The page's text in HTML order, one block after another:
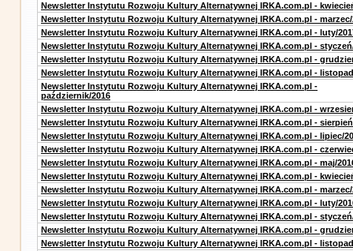
Newsletter Instytutu Rozwoju Kultury Alternatywnej IRKA.com.pl -
Newsletter Instytutu Rozwoju Kultury Alternatywnej IRKA.com.pl - marzec/
Newsletter Instytutu Rozwoju Kultury Alternatywnej IRKA.com.pl - luty/
Newsletter Instytutu Rozwoju Kultury Alternatywnej IRKA.com.pl -
Newsletter Instytutu Rozwoju Kultury Alternatywnej IRKA.com.pl -
Newsletter Instytutu Rozwoju Kultury Alternatywnej IRKA.com.pl -
Newsletter Instytutu Rozwoju Kultury Alternatywnej IRKA.com.pl -
październik/2016
Newsletter Instytutu Rozwoju Kultury Alternatywnej IRKA.com.pl -
Newsletter Instytutu Rozwoju Kultury Alternatywnej IRKA.com.pl -
Newsletter Instytutu Rozwoju Kultury Alternatywnej IRKA.com.pl - lipiec/
Newsletter Instytutu Rozwoju Kultury Alternatywnej IRKA.com.pl -
Newsletter Instytutu Rozwoju Kultury Alternatywnej IRKA.com.pl - maj/
Newsletter Instytutu Rozwoju Kultury Alternatywnej IRKA.com.pl -
Newsletter Instytutu Rozwoju Kultury Alternatywnej IRKA.com.pl - marzec/
Newsletter Instytutu Rozwoju Kultury Alternatywnej IRKA.com.pl - luty/
Newsletter Instytutu Rozwoju Kultury Alternatywnej IRKA.com.pl -
Newsletter Instytutu Rozwoju Kultury Alternatywnej IRKA.com.pl -
Newsletter Instytutu Rozwoju Kultury Alternatywnej IRKA.com.pl -